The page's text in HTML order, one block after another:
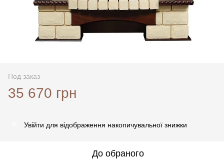
Под заказ
35 670 грн
Увійти для відображення накопичувальної знижки
До обраного